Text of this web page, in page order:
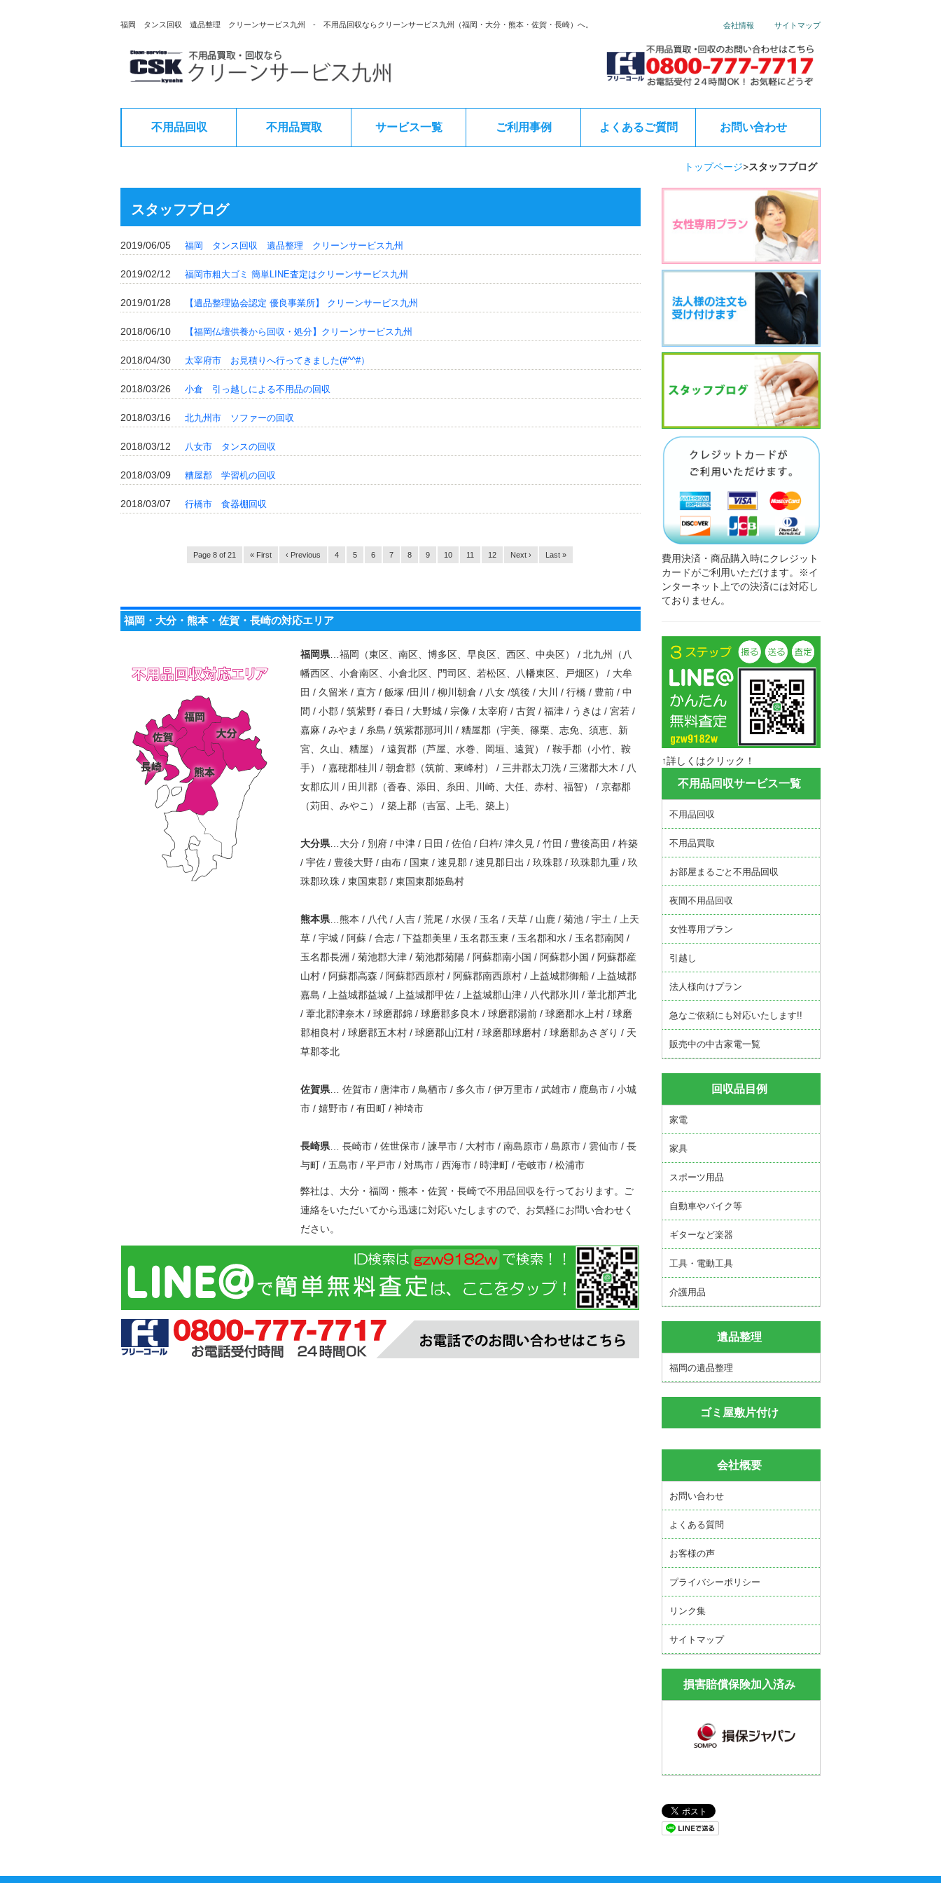
福岡 タンス回収 遺品整理 クリーンサービス九州 - 不用品回収ならクリーンサービス九州（福岡・大分・熊本・佐賀・長崎）へ。 会社情報 サイトマップ
不用品回収 不用品買取 サービス一覧 ご利用事例 よくあるご質問 お問い合わせ
トップページ>スタッフブログ
スタッフブログ
2019/06/05 福岡 タンス回収 遺品整理 クリーンサービス九州
2019/02/12 福岡市粗大ゴミ 簡単LINE査定はクリーンサービス九州
2019/01/28 【遺品整理協会認定 優良事業所】 クリーンサービス九州
2018/06/10 【福岡仏壇供養から回収・処分】クリーンサービス九州
2018/04/30 太宰府市 お見積りへ行ってきました(#^^#）
2018/03/26 小倉 引っ越しによる不用品の回収
2018/03/16 北九州市 ソファーの回収
2018/03/12 八女市 タンスの回収
2018/03/09 糟屋郡 学習机の回収
2018/03/07 行橋市 食器棚回収
Page 8 of 21 « First ‹ Previous 4 5 6 7 8 9 10 11 12 Next › Last »
福岡・大分・熊本・佐賀・長崎の対応エリア
福岡県 …福岡（東区、南区、博多区、早良区、西区、中央区） / 北九州（八
幡西区、小倉南区、小倉北区、門司区、若松区、八幡東区、戸畑区） / 大牟
田 / 久留米 / 直方 / 飯塚 /田川 / 柳川朝倉 / 八女 /筑後 / 大川 / 行橋 / 豊前 / 中
間 / 小郡 / 筑紫野 / 春日 / 大野城 / 宗像 / 太宰府 / 古賀 / 福津 / うきは / 宮若 /
嘉麻 / みやま / 糸島 / 筑紫郡那珂川 / 糟屋郡（宇美、篠栗、志免、須恵、新
宮、久山、糟屋） / 遠賀郡（芦屋、水巻、岡垣、遠賀） / 鞍手郡（小竹、鞍
手） / 嘉穂郡桂川 / 朝倉郡（筑前、東峰村） / 三井郡太刀洗 / 三潴郡大木 / 八
女郡広川 / 田川郡（香春、添田、糸田、川崎、大任、赤村、福智） / 京都郡
（苅田、みやこ） / 築上郡（吉冨、上毛、築上）
大分県 …大分 / 別府 / 中津 / 日田 / 佐伯 / 臼杵/ 津久見 / 竹田 / 豊後高田 / 杵築
/ 宇佐 / 豊後大野 / 由布 / 国東 / 速見郡 / 速見郡日出 / 玖珠郡 / 玖珠郡九重 / 玖
珠郡玖珠 / 東国東郡 / 東国東郡姫島村
熊本県 …熊本 / 八代 / 人吉 / 荒尾 / 水俣 / 玉名 / 天草 / 山鹿 / 菊池 / 宇土 / 上天
草 / 宇城 / 阿蘇 / 合志 / 下益郡美里 / 玉名郡玉東 / 玉名郡和水 / 玉名郡南関 /
玉名郡長洲 / 菊池郡大津 / 菊池郡菊陽 / 阿蘇郡南小国 / 阿蘇郡小国 / 阿蘇郡産
山村 / 阿蘇郡高森 / 阿蘇郡西原村 / 阿蘇郡南西原村 / 上益城郡御船 / 上益城郡
嘉島 / 上益城郡益城 / 上益城郡甲佐 / 上益城郡山津 / 八代郡氷川 / 葦北郡芦北
/ 葦北郡津奈木 / 球磨郡錦 / 球磨郡多良木 / 球磨郡湯前 / 球磨郡水上村 / 球磨
郡相良村 / 球磨郡五木村 / 球磨郡山江村 / 球磨郡球磨村 / 球磨郡あさぎり / 天
草郡苓北
佐賀県 … 佐賀市 / 唐津市 / 鳥栖市 / 多久市 / 伊万里市 / 武雄市 / 鹿島市 / 小城
市 / 嬉野市 / 有田町 / 神埼市
長崎県 … 長崎市 / 佐世保市 / 諫早市 / 大村市 / 南島原市 / 島原市 / 雲仙市 / 長
与町 / 五島市 / 平戸市 / 対馬市 / 西海市 / 時津町 / 壱岐市 / 松浦市
弊社は、大分・福岡・熊本・佐賀・長崎で不用品回収を行っております。ご
連絡をいただいてから迅速に対応いたしますので、お気軽にお問い合わせく
ださい。
費用決済・商品購入時にクレジット
カードがご利用いただけます。※イ
ンターネット上での決済には対応し
ておりません。
↑詳しくはクリック！
不用品回収サービス一覧
不用品回収
不用品買取
お部屋まるごと不用品回収
夜間不用品回収
女性専用プラン
引越し
法人様向けプラン
急なご依頼にも対応いたします!!
販売中の中古家電一覧
回収品目例
家電
家具
スポーツ用品
自動車やバイク等
ギターなど楽器
工具・電動工具
介護用品
遺品整理
福岡の遺品整理
ゴミ屋敷片付け
会社概要
お問い合わせ
よくある質問
お客様の声
プライバシーポリシー
リンク集
サイトマップ
損害賠償保険加入済み